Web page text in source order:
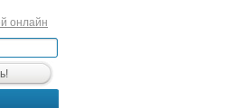
онлайн